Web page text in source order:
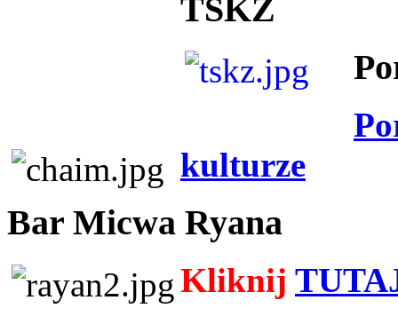
TSKZ
kulturze
Bar Micwa Ryana
Kliknij